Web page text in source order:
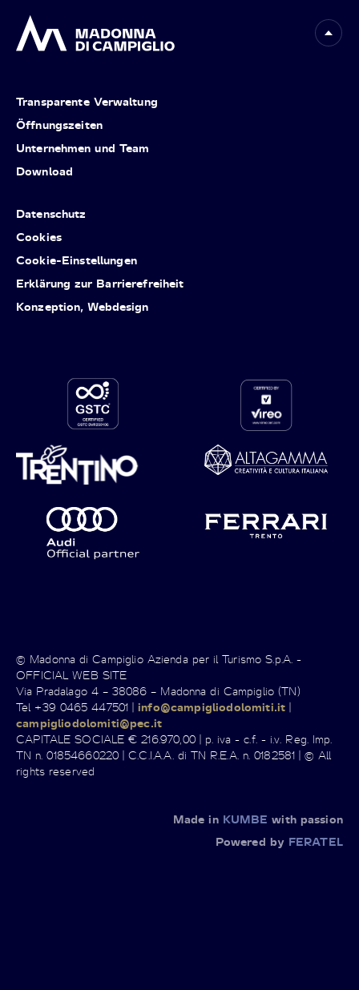
Transparente Verwaltung
Öffnungszeiten
Unternehmen und Team
Download
Datenschutz
Cookies
Cookie-Einstellungen
Erklärung zur Barrierefreiheit
Konzeption, Webdesign
© Madonna di Campiglio Azienda per il Turismo S.p.A. -
OFFICIAL WEB SITE
Via Pradalago 4 – 38086 – Madonna di Campiglio (TN)
Tel +39 0465 447501 |info@campigliodolomiti.it |
campigliodolomiti@pec.it
CAPITALE SOCIALE € 216.970,00 | p. iva - c.f. - i.v. Reg. Imp.
TN n. 01854660220 | C.C.I.A.A. di TN R.E.A. n. 0182581 | © All
rights reserved
Made in KUMBE with passion
Powered by FERATEL